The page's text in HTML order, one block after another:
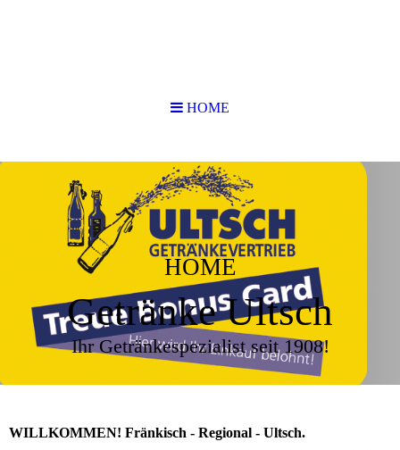
HOME
Getränke Ultsch
Ihr Getränkespezialist seit 1908!
WILLKOMMEN! Fränkisch - Regional - Ultsch.
HOME